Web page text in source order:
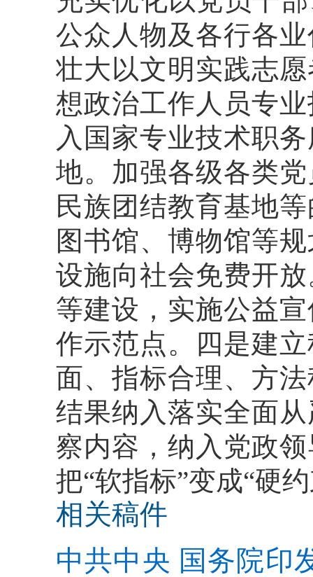
公众人物及各行各
壮大以文明实践志
想政治工作人员专
入国家专业技术职
地。加强各级各类
民族团结教育基地
图书馆、博物馆等
设施向社会免费开
等建设，实施公益
作示范点。四是建
面、指标合理、方
结果纳入落实全面
察内容，纳入党政
把“软指标”变成“硬
相关稿件
中共中央 国务院印